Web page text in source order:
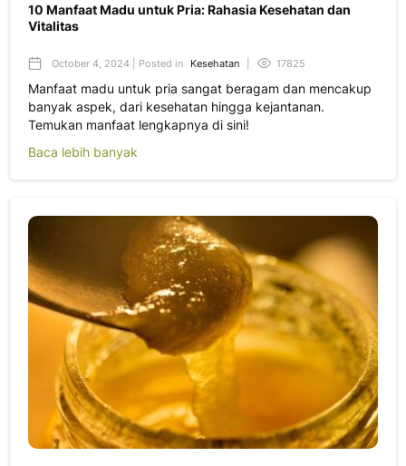
10 Manfaat Madu untuk Pria: Rahasia Kesehatan dan
Vitalitas
October 4, 2024 | Posted in Kesehatan 17825
Manfaat madu untuk pria sangat beragam dan mencakup
banyak aspek, dari kesehatan hingga kejantanan.
Temukan manfaat lengkapnya di sini!
Baca lebih banyak